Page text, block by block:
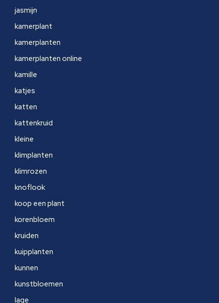
jasmijn
kamerplant
kamerplanten
kamerplanten online
kamille
katjes
katten
kattenkruid
kleine
klimplanten
klimrozen
knoflook
koop een plant
korenbloem
kruiden
kuipplanten
kunnen
kunstbloemen
lage